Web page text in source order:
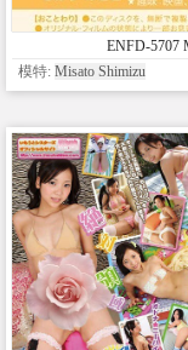
ENFD-5707
模特: Misato Shimizu